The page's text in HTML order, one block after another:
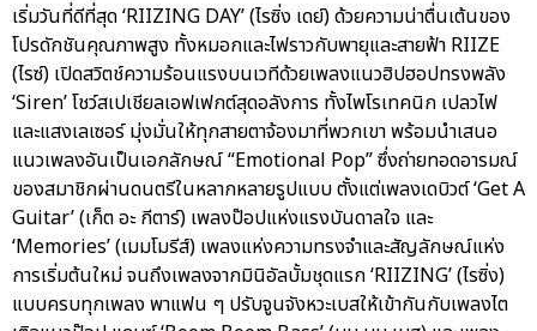
เริ่มวันที่ดีที่สุด ‘RIIZING DAY’ (ไรซิ่ง เดย์) ด้วยความน่าตื่นเต้นของ
โปรดักชันคุณภาพสูง ทั้งหมอกและไฟราวกับพายุและสายฟ้า RIIZE
(ไรซ์) เปิดสวิตช์ความร้อนแรงบนเวทีด้วยเพลงแนวฮิปฮอปทรงพลัง
‘Siren’ โชว์สเปเชียลเอฟเฟกต์สุดอลังการ ทั้งไพโรเทคนิก เปลวไฟ
และแสงเลเซอร์ มุ่งมั่นให้ทุกสายตาจ้องมาที่พวกเขา พร้อมนำเสนอ
แนวเพลงอันเป็นเอกลักษณ์ “Emotional Pop” ซึ่งถ่ายทอดอารมณ์
ของสมาชิกผ่านดนตรีในหลากหลายรูปแบบ ตั้งแต่เพลงเดบิวต์ ‘Get A
Guitar’ (เก็ต อะ กีตาร์) เพลงป๊อปแห่งแรงบันดาลใจ และ
‘Memories’ (เมมโมรีส์) เพลงแห่งความทรงจำและสัญลักษณ์แห่ง
การเริ่มต้นใหม่ จนถึงเพลงจากมินิอัลบั้มชุดแรก ‘RIIZING’ (ไรซิ่ง)
แบบครบทุกเพลง พาแฟน ๆ ปรับจูนจังหวะเบสให้เข้ากันกับเพลงไต